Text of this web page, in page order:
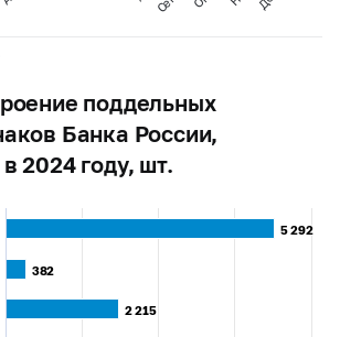
поддельных
Банка России,
2024 году, шт.
5 292
5 292
382
382
2 215
2 215